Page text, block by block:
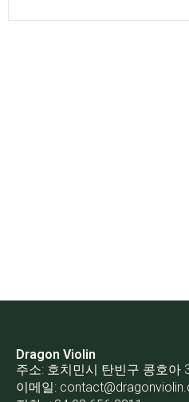
Dragon Violin
주소: 호치민시 탄빈구 콩호아
이메일: